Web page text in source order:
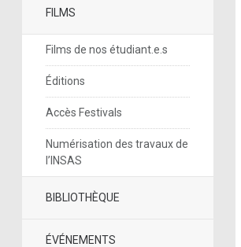
FILMS
Films de nos étudiant.e.s
Éditions
Accès Festivals
Numérisation des travaux de
l’INSAS
BIBLIOTHÈQUE
ÉVÉNEMENTS